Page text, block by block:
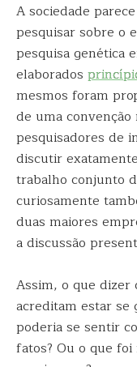
A sociedade
pesquisar sobre o
pesquisa genética
elaborados
mesmos foram
de uma
pesquisadores de
discutir
trabalho conjunto
curiosamente
duas maiores
a discussão
Assim, o que dizer
acreditam estar se
poderia se sentir
fatos? Ou o que